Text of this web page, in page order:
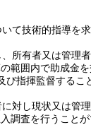
て技術的指導を求
所有者又は管理
範囲内で助成金を
指揮監督するこ
対し現状又は管
調査を行うことが